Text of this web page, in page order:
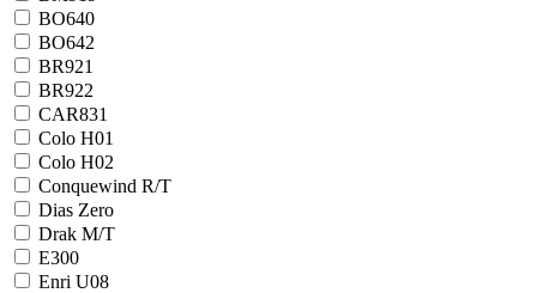
BO640
BO642
BR921
BR922
CAR831
Colo H01
Colo H02
Conquewind R/T
Dias Zero
Drak M/T
E300
Enri U08